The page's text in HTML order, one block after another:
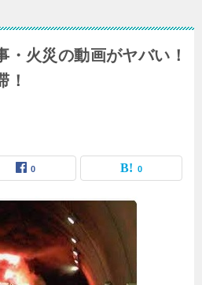
・火災の動画がヤバい！
！
0 0